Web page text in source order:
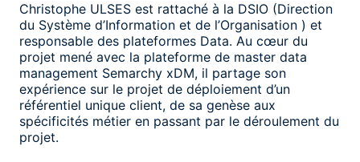
Christophe ULSES est rattaché à la DSIO (Direction
du Système d’Information et de l’Organisation ) et
responsable des plateformes Data. Au cœur du
projet mené avec la plateforme de master data
management Semarchy xDM, il partage son
expérience sur le projet de déploiement d’un
référentiel unique client, de sa genèse aux
spécificités métier en passant par le déroulement du
projet.